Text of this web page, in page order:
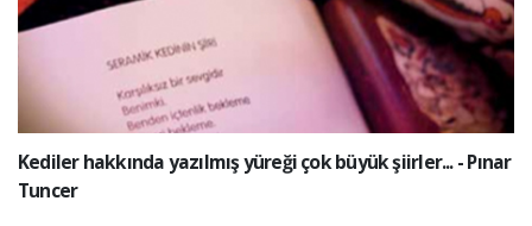
Kediler hakkında yazılmış yüreği çok büyük şiirler... - Pınar
Tuncer